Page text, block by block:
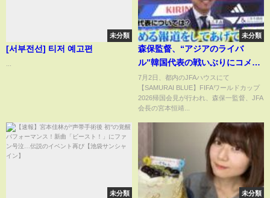
未分類
[서부전선] 티저 예고편
未分類
森保監督、“アジアのライバ
ル”韓国代表の戦いぶりにコメン
ト「過去最悪ではない、褒める
報道をしてあげてください」
サッカー日本代表FIFAワールド
7月2日、都内のJFAハウスにて
【SAMURAI BLUE】FIFAワールドカップ
2026帰国会見が行われ、森保一監督、JFA
会長の宮本恒靖...
未分類 未分類